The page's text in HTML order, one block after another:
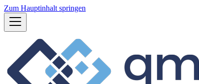
Zum Hauptinhalt springen